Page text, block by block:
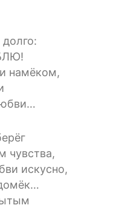
намёком,
чувства,
искусно,